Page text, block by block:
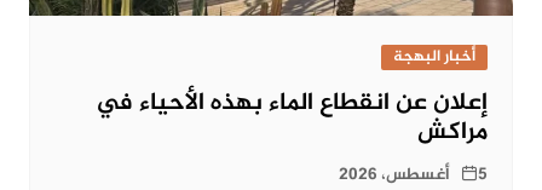
أخبار البهجة
إعلان عن انقطاع الماء بهذه الأحياء في
مراكش
5 أغسطس، 2026